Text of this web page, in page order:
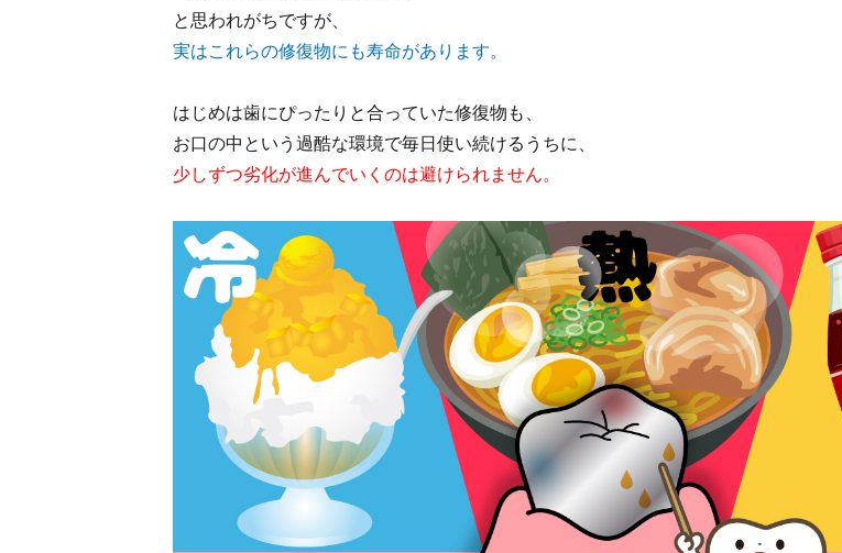
と思われがちですが、
実はこれらの修復物にも寿命があります。
はじめは歯にぴったりと合っていた修復物も、
お口の中という過酷な環境で毎日使い続けるうちに、
少しずつ劣化が進んでいくのは避けられません。